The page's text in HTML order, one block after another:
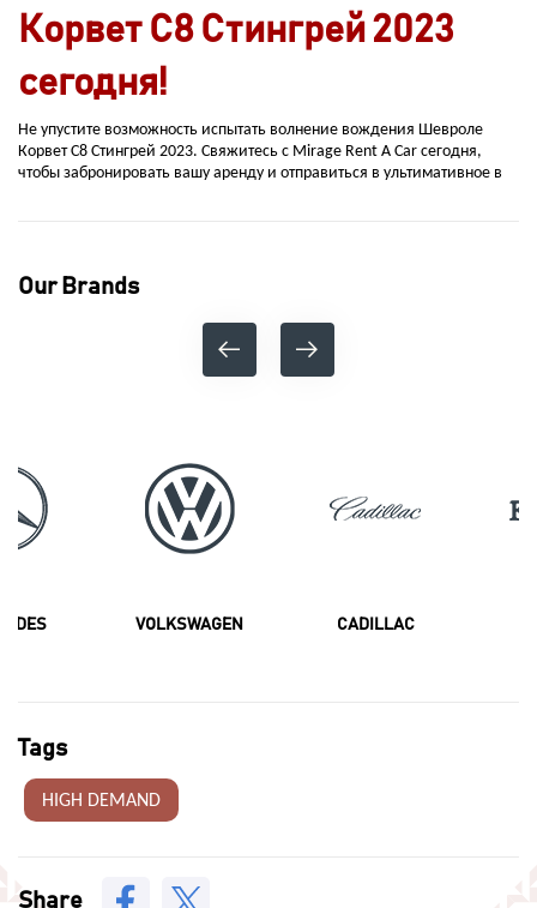
Корвет С8 Стингрей 2023
сегодня!
Не упустите возможность испытать волнение вождения Шевроле
Корвет С8 Стингрей 2023. Свяжитесь с Mirage Rent A Car сегодня,
чтобы забронировать вашу аренду и отправиться в ультимативное в
Our Brands
VOLKSWAGEN CADILLAC
Tags
HIGH DEMAND
Share